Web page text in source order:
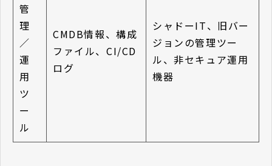
管
理
／
運
用
ツ
ー
ル
CMDB情報、構成
ファイル、CI/CD
ログ
シャドーIT、旧バー
ジョンの管理ツー
ル、非セキュア運用
機器